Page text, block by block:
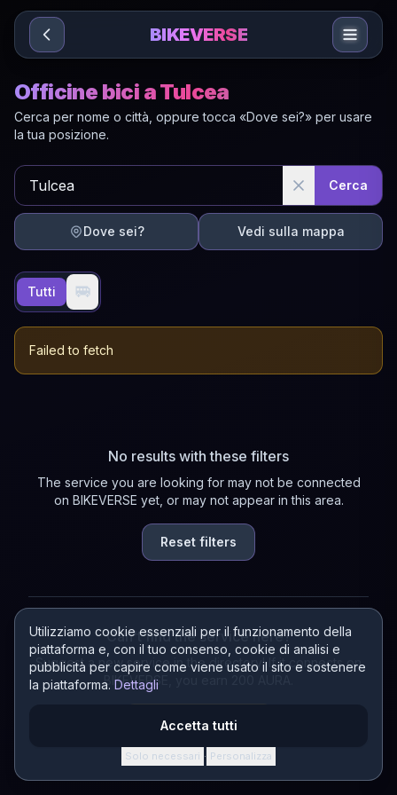
Sari la conținut
Utilizziamo cookie essenziali per il funzionamento della
piattaforma e, con il tuo consenso, cookie di analisi e
pubblicità per capire come viene usato il sito e sostenere
la piattaforma. Dettagli
Accetta tutti
Solo necessari · Personalizza
BIKEVERSE
Officine bici a Tulcea
Cerca per nome o città, oppure tocca «Dove sei?» per usare
la tua posizione.
Cerca
Dove sei? Vedi sulla mappa
Tutti 🚐
Failed to fetch
No results with these filters
The service you are looking for may not be connected
on BIKEVERSE yet, or may not appear in this area.
Reset filters
Can't find the service here?
Suggest a new service in the directory! If it connects on
BIKEVERSE, you earn 200 AURA.
Suggest a service